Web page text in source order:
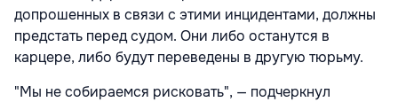
допрошенных в связи с этими инцидентами, должны
предстать перед судом. Они либо останутся в
карцере, либо будут переведены в другую тюрьму.
"Мы не собираемся рисковать", — подчеркнул